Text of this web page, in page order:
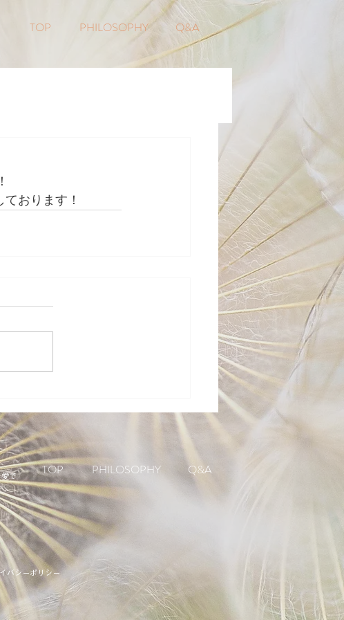
TOP PHILOSOPHY Q&A
おります！
で
TOP PHILOSOPHY Q&A
バシーポリシー